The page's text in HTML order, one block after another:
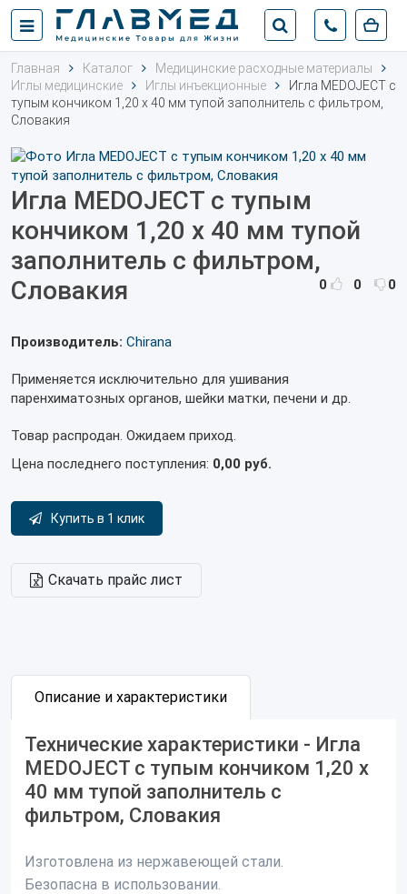
Главная Каталог
Медицинские расходные материалы
Иглы медицинские
Иглы инъекционные
Игла MEDOJECT с
тупым кончиком 1,20 x 40 мм тупой заполнитель с фильтром,
Словакия
Игла MEDOJECT с тупым
кончиком 1,20 x 40 мм тупой
заполнитель с фильтром,
Словакия
0 0 0
Производитель: Chirana
Применяется исключительно для ушивания
паренхиматозных органов, шейки матки, печени и др.
Товар распродан. Ожидаем приход.
Цена последнего поступления: 0,00 руб.
Купить в 1 клик
Скачать прайс лист
Описание и характеристики
Технические характеристики - Игла
MEDOJECT с тупым кончиком 1,20 x
40 мм тупой заполнитель с
фильтром, Словакия
Изготовлена из нержавеющей стали.
Безопасна в использовании.